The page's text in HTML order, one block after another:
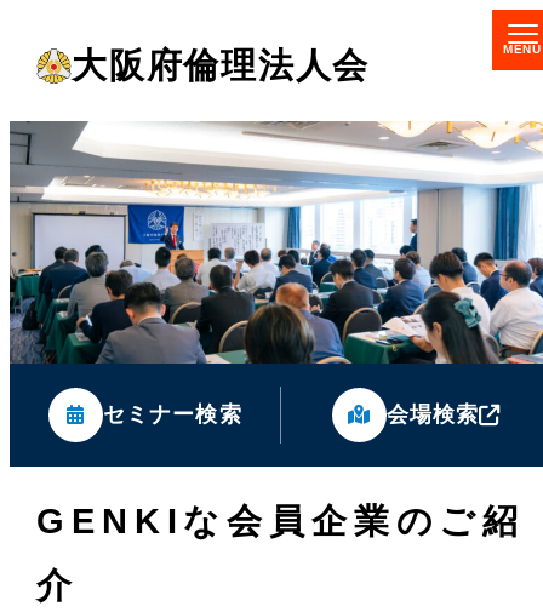
コ
ン
テ
ン
ツ
へ
大阪府倫理法人会
セミナー検索 会場検索
GENKIな会員企業のご紹
介